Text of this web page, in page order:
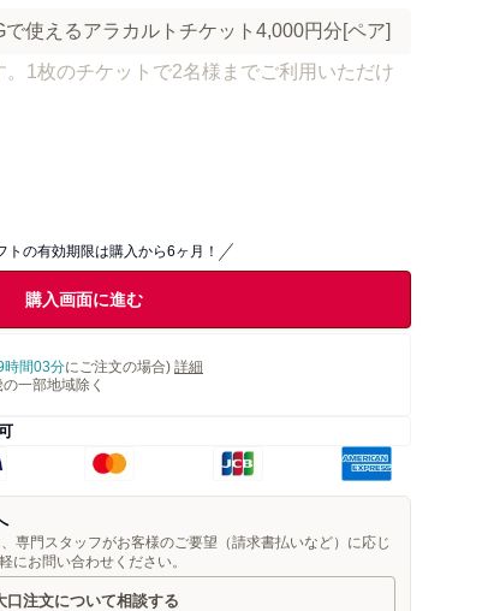
使えるアラカルトチケット4,000円分[ペア]
1枚のチケットで2名様までご利用いただけ
トの有効期限は購入から6ヶ月！
購入画面に進む
時間03分にご注文の場合) 詳細
一部地域除く
専門スタッフがお客様のご要望（請求書払いなど）に応じ
にお問い合わせください。
口注文について相談する